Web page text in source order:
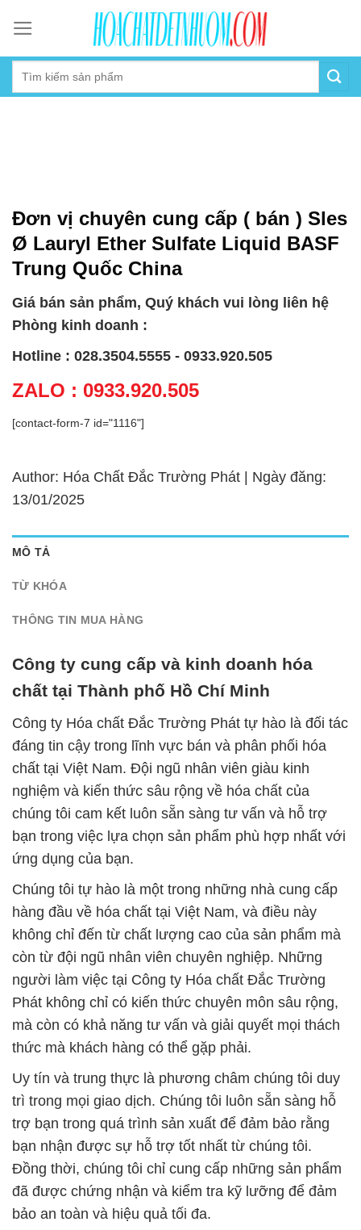
content
Đơn vị chuyên cung cấp ( bán ) Sles
Ø Lauryl Ether Sulfate Liquid BASF
Trung Quốc China
Giá bán sản phẩm, Quý khách vui lòng liên hệ
Phòng kinh doanh :
Hotline : 028.3504.5555 - 0933.920.505
ZALO : 0933.920.505
[contact-form-7 id="1116"]
Author: Hóa Chất Đắc Trường Phát | Ngày đăng:
13/01/2025
MÔ TẢ
TỪ KHÓA
THÔNG TIN MUA HÀNG
Công ty cung cấp và kinh doanh hóa
chất tại Thành phố Hồ Chí Minh
Công ty Hóa chất Đắc Trường Phát tự hào là đối tác
đáng tin cậy trong lĩnh vực bán và phân phối hóa
chất tại Việt Nam. Đội ngũ nhân viên giàu kinh
nghiệm và kiến thức sâu rộng về hóa chất của
chúng tôi cam kết luôn sẵn sàng tư vấn và hỗ trợ
bạn trong việc lựa chọn sản phẩm phù hợp nhất với
ứng dụng của bạn.
Chúng tôi tự hào là một trong những nhà cung cấp
hàng đầu về hóa chất tại Việt Nam, và điều này
không chỉ đến từ chất lượng cao của sản phẩm mà
còn từ đội ngũ nhân viên chuyên nghiệp. Những
người làm việc tại Công ty Hóa chất Đắc Trường
Phát không chỉ có kiến thức chuyên môn sâu rộng,
mà còn có khả năng tư vấn và giải quyết mọi thách
thức mà khách hàng có thể gặp phải.
Uy tín và trung thực là phương châm chúng tôi duy
trì trong mọi giao dịch. Chúng tôi luôn sẵn sàng hỗ
trợ bạn trong quá trình sản xuất để đảm bảo rằng
bạn nhận được sự hỗ trợ tốt nhất từ chúng tôi.
Đồng thời, chúng tôi chỉ cung cấp những sản phẩm
đã được chứng nhận và kiểm tra kỹ lưỡng để đảm
bảo an toàn và hiệu quả tối đa.